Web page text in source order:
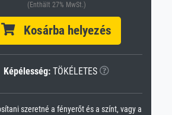
(Enthält 27% MwSt.)
Kosárba helyezés
Képélesség: TÖKÉLETES
szeretné a fényerőt és a színt, vagy a